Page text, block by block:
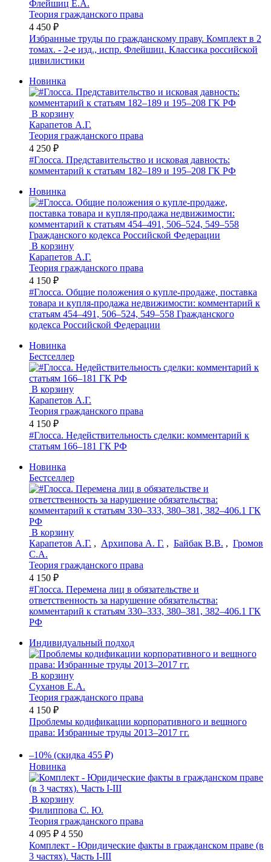
Флейшиц Е.А.
Теория гражданского права
4 450 ₽
Избранные труды по гражданскому праву. Комплект в 2
томах. - 2-е изд., испр. Флейшиц. Классика российской
цивилистики
Новинка
В корзину
Карапетов А.Г.
Теория гражданского права
4 250 ₽
#Глосса. Представительство и исковая давность:
комментарий к статьям 182–189 и 195–208 ГК РФ
Новинка
В корзину
Карапетов А.Г.
Теория гражданского права
4 150 ₽
#Глосса. Общие положения о купле-продаже, поставка
товара и купля-продажа недвижимости: комментарий к
статьям 454–491, 506–524, 549–558 Гражданского
кодекса Российской Федерации
Новинка
Бестселлер
В корзину
Карапетов А.Г.
Теория гражданского права
4 150 ₽
#Глосса. Недействительность сделки: комментарий к
статьям 166–181 ГК РФ
Новинка
Бестселлер
В корзину
Карапетов А.Г. , Архипова А. Г. , Байбак В.В. , Громов
С.А.
Теория гражданского права
4 150 ₽
#Глосса. Перемена лиц в обязательстве и
ответственность за нарушение обязательства:
комментарий к статьям 330–333, 380–381, 382–406.1 ГК
РФ
Индивидуальный подход
В корзину
Суханов Е.А.
Теория гражданского права
4 150 ₽
Проблемы кодификации корпоративного и вещного
права: Избранные труды 2013–2017 гг.
–10% (скидка 455 ₽)
Новинка
В корзину
Филиппова С. Ю.
Теория гражданского права
4 095 ₽ 4 550
Комплект - Юридические факты в гражданском праве (в
3 частях). Часть I-III